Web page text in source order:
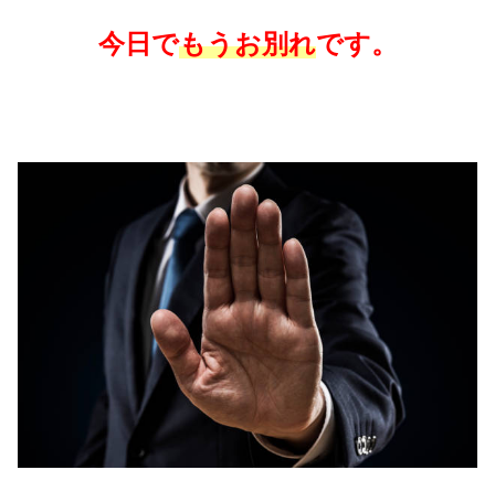
今日でもうお別れです。